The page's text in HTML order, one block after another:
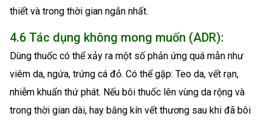
thiết và trong thời gian ngắn nhất.
4.6 Tác dụng không mong muốn (ADR):
Dùng thuốc có thể xảy ra một số phản ứng quá mẫn như
viêm da, ngứa, trứng cá đỏ. Có thể gặp: Teo da, vết rạn,
nhiễm khuẩn thứ phát. Nếu bôi thuốc lên vùng da rộng và
trong thời gian dài, hay băng kín vết thương sau khi đã bôi